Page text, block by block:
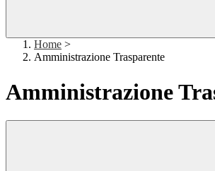
Home >
Amministrazione Trasparente
Amministrazione